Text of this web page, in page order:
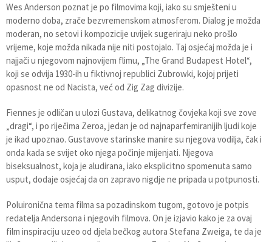
Wes Anderson poznat je po filmovima koji, iako su smješteni u
moderno doba, zrače bezvremenskom atmosferom. Dialog je možda
moderan, no setovi i kompozicije uvijek sugeriraju neko prošlo
vrijeme, koje možda nikada nije niti postojalo. Taj osjećaj možda je i
najjači u njegovom najnovijem flimu, „The Grand Budapest Hotel“,
koji se odvija 1930-ih u fiktivnoj republici Zubrowki, kojoj prijeti
opasnost ne od Nacista, već od Zig Zag divizije.
Fiennes je odličan u ulozi Gustava, delikatnog čovjeka koji sve zove
„dragi“, i po riječima Zeroa, jedan je od najnaparfemiranijih ljudi koje
je ikad upoznao. Gustavove starinske manire su njegova vodilja, čak i
onda kada se svijet oko njega počinje mijenjati. Njegova
biseksualnost, koja je aludirana, iako eksplicitno spomenuta samo
usput, dodaje osjećaj da on zapravo nigdje ne pripada u potpunosti.
Poluironična tema filma sa pozadinskom tugom, gotovo je potpis
redatelja Andersona i njegovih filmova. On je izjavio kako je za ovaj
film inspiraciju uzeo od djela bečkog autora Stefana Zweiga, te da je